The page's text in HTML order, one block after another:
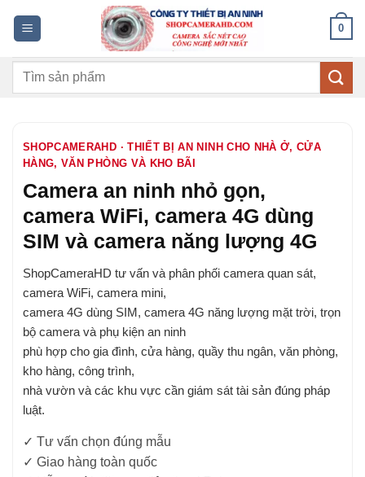
dung
0
Tìm
SHOPCAMERAHD · THIẾT BỊ AN NINH CHO NHÀ Ở, CỬA
HÀNG, VĂN PHÒNG VÀ KHO BÃI
Camera an ninh nhỏ gọn,
camera WiFi, camera 4G dùng
SIM và camera năng lượng 4G
ShopCameraHD tư vấn và phân phối camera quan sát,
camera WiFi, camera mini,
camera 4G dùng SIM, camera 4G năng lượng mặt trời, trọn
bộ camera và phụ kiện an ninh
phù hợp cho gia đình, cửa hàng, quầy thu ngân, văn phòng,
kho hàng, công trình,
nhà vườn và các khu vực cần giám sát tài sản đúng pháp
luật.
✓ Tư vấn chọn đúng mẫu
✓ Giao hàng toàn quốc